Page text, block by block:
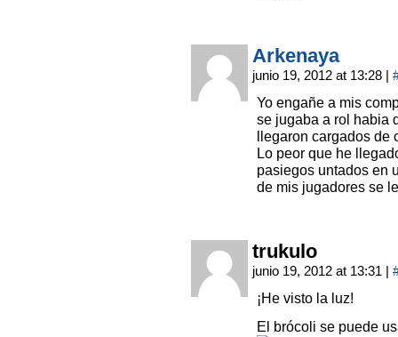
Arkenaya
junio 19, 2012 at 13:28 |
Yo engañe a mis
se jugaba a rol habia
llegaron cargados de
Lo peor que he
pasiegos untados en
de mis jugadores se
trukulo
junio 19, 2012 at 13:31 |
¡He visto la luz!
El brócoli se puede